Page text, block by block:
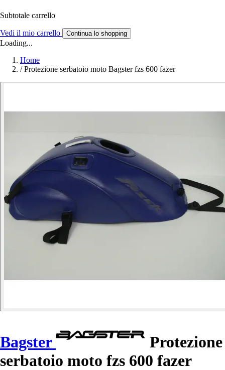
Subtotale carrello
Vedi il mio carrello Continua lo shopping
Loading...
Home
/ Protezione serbatoio moto Bagster fzs 600 fazer
Bagster
Protezione
serbatoio moto fzs 600 fazer